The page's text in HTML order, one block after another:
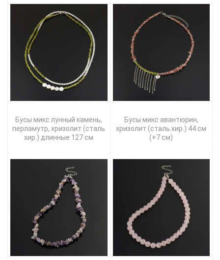
Бусы микс лунный камень,
перламутр, хризолит (сталь
хир.) длинные 127 см
Бусы микс авантюрин,
хризолит (сталь хир.) 44 см
(+7 см)